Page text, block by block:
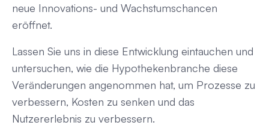
neue Innovations- und Wachstumschancen
eröffnet.
Lassen Sie uns in diese Entwicklung eintauchen und
untersuchen, wie die Hypothekenbranche diese
Veränderungen angenommen hat, um Prozesse zu
verbessern, Kosten zu senken und das
Nutzererlebnis zu verbessern.